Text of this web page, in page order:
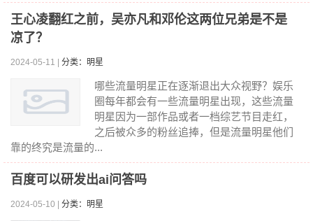
王心凌翻红之前，吴亦凡和邓伦这两位兄弟是不是
凉了？
2024-05-11 | 分类：明星
哪些流量明星正在逐渐退出大众视野？娱乐
圈每年都会有一些流量明星出现，这些流量
明星因为一部作品或者一档综艺节目走红，
之后被众多的粉丝追捧，但是流量明星他们
靠的终究是流量的...
百度可以研发出ai问答吗
2024-05-10 | 分类：明星